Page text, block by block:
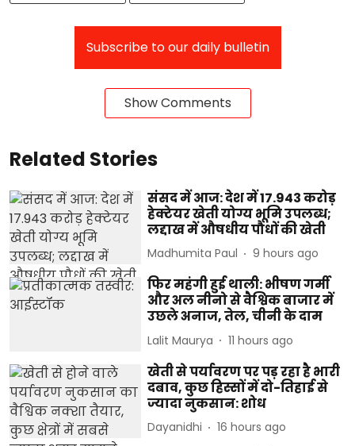
Subscribe to our daily bulletin
Show Comments
Related Stories
संसद में आज: देश में 17.943 करोड़
हेक्टेयर खेती योग्य भूमि उपलब्ध;
लद्दाख में औषधीय पौधों की खेती
Madhumita Paul 9 hours ago
फिर महंगी हुई थाली: भीषण गर्मी
और अल नीनो से वैश्विक बाजार में
उछले अनाज, तेल, चीनी के दाम
Lalit Maurya 11 hours ago
खेती से पर्यावरण पर पड़ रहा है भारी
दबाव, कुछ हिस्सों में दो-तिहाई से
ज्यादा नुकसान: शोध
Dayanidhi 16 hours ago